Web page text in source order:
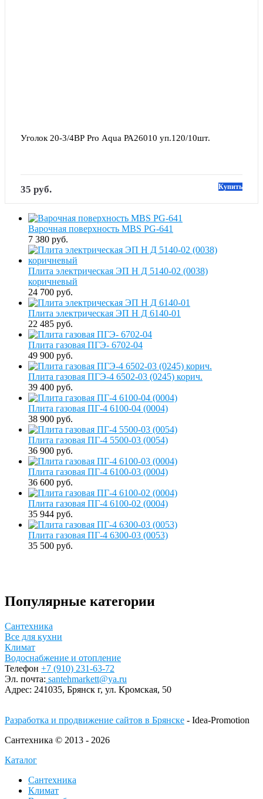
Уголок 20-3/4ВР Pro Aqua РА26010 уп.120/10шт.
35 руб. Купить
Варочная поверхность MBS PG-641
7 380 руб.
Плита электрическая ЭП Н Д 5140-02 (0038)
коричневый
24 700 руб.
Плита электрическая ЭП Н Д 6140-01
22 485 руб.
Плита газовая ПГЭ- 6702-04
49 900 руб.
Плита газовая ПГЭ-4 6502-03 (0245) корич.
39 400 руб.
Плита газовая ПГ-4 6100-04 (0004)
38 900 руб.
Плита газовая ПГ-4 5500-03 (0054)
36 900 руб.
Плита газовая ПГ-4 6100-03 (0004)
36 600 руб.
Плита газовая ПГ-4 6100-02 (0004)
35 944 руб.
Плита газовая ПГ-4 6300-03 (0053)
35 500 руб.
Популярные категории
Сантехника
Все для кухни
Климат
Водоснабжение и отопление
Телефон +7 (910) 231-63-72
Эл. почта: santehmarkett@ya.ru
Адрес: 241035, Брянск г, ул. Кромская, 50
Разработка и продвижение сайтов в Брянске - Idea-Promotion
Сантехника © 2013 - 2026
Каталог
Сантехника
Климат